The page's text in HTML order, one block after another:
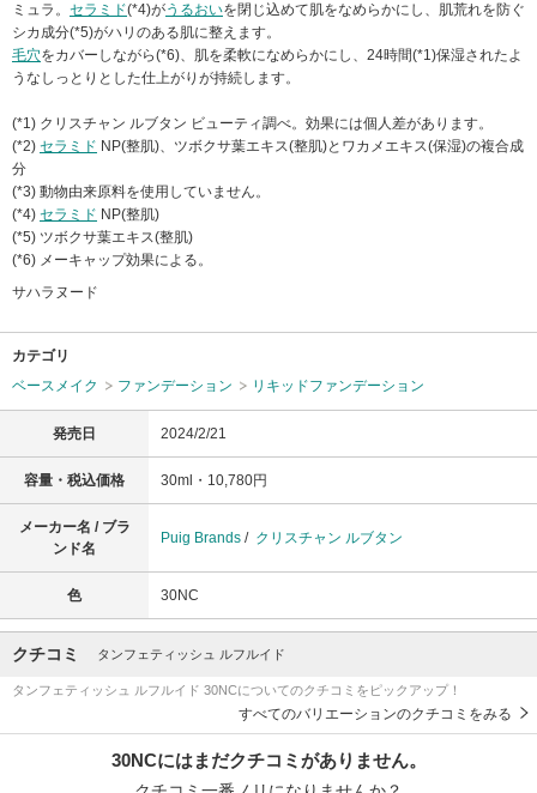
ミュラ。 セラミド(*4)がうるおいを閉じ込めて肌をなめらかにし、肌荒れを防ぐ
シカ成分(*5)がハリのある肌に整えます。
毛穴をカバーしながら(*6)、肌を柔軟になめらかにし、24時間(*1)保湿されたよ
うなしっとりとした仕上がりが持続します。
(*1) クリスチャン ルブタン ビューティ調べ。効果には個人差があります。
(*2) セラミド NP(整肌)、ツボクサ葉エキス(整肌)とワカメエキス(保湿)の複合成
分
(*3) 動物由来原料を使用していません。
(*4) セラミド NP(整肌)
(*5) ツボクサ葉エキス(整肌)
(*6) メーキャップ効果による。
サハラヌード
カテゴリ
ベースメイク
ファンデーション リキッドファンデーション
発売日 2024/2/21
容量・税込価格 30ml・10,780円
メーカー名 / ブラ
ンド名
Puig Brands / クリスチャン ルブタン
色 30NC
クチコミ タンフェティッシュ ルフルイド
タンフェティッシュ ルフルイド 30NCについてのクチコミをピックアップ！
すべてのバリエーションのクチコミをみる
30NCにはまだクチコミがありません。